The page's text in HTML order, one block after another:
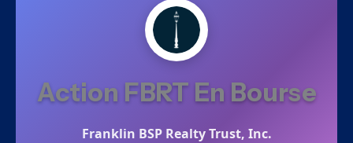
Action FBRT En Bourse
Franklin BSP Realty Trust, Inc.